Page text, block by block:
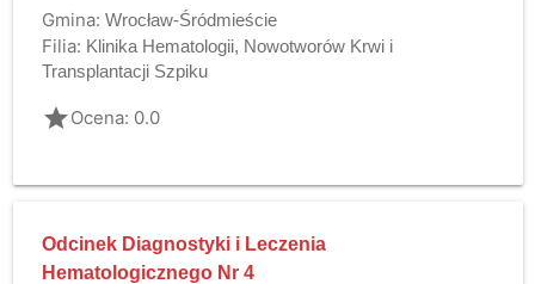
Gmina: Wrocław-Śródmieście
Filia: Klinika Hematologii, Nowotworów Krwi i
Transplantacji Szpiku
gradeOcena: 0.0
Odcinek Diagnostyki i Leczenia
Hematologicznego Nr 4